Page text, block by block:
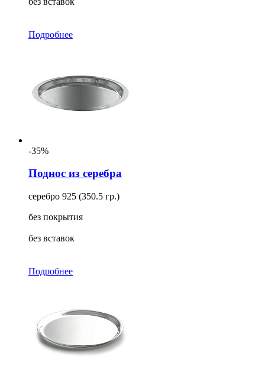
Подробнее
-35%
Поднос из серебра
серебро 925 (350.5 гр.)
без покрытия
без вставок
Подробнее